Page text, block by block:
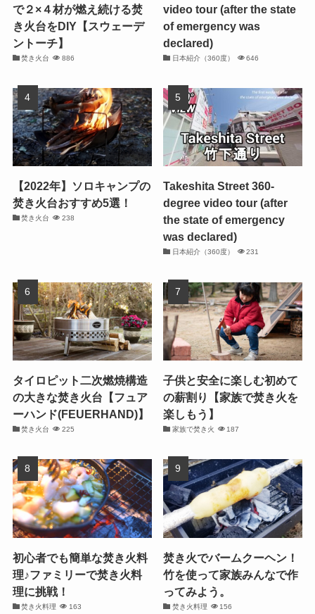
で２×４材が燃え続ける焚
き火台をDIY【スウェーデ
ントーチ】
焚き火台 886
video tour (after the state
of emergency was
declared)
日本紹介（360度） 646
【2022年】ソロキャンプの
焚き火台おすすめ5選！
焚き火台 238
Takeshita Street 360-
degree video tour (after
the state of emergency
was declared)
日本紹介（360度） 231
タイロピット二次燃焼構造
の大きな焚き火台【フュア
ーハンド(FEUERHAND)】
焚き火台 225
子供と安全に楽しむ初めて
の薪割り【家族で焚き火を
楽しもう】
家族で焚き火 187
初心者でも簡単な焚き火料
理♪ファミリーで焚き火料
理に挑戦！
焚き火料理 163
焚き火でバームクーヘン！
竹を使って家族みんなで作
ってみよう。
焚き火料理 156